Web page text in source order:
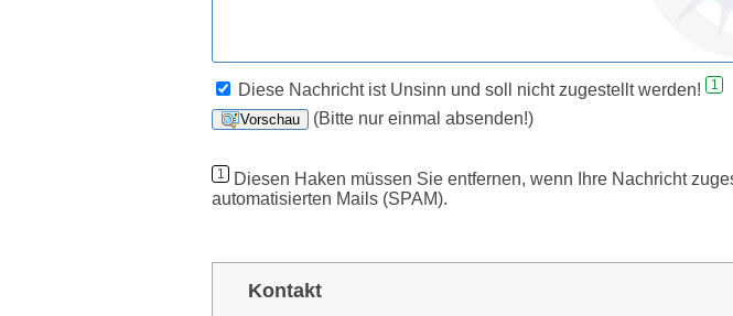
Diese Nachricht ist Unsinn und soll nicht zugestellt werden! 1
(Bitte nur einmal absenden!)
1
Diesen Haken müssen Sie entfernen, wenn Ihre Nachricht
automatisierten Mails (SPAM).
Kontakt